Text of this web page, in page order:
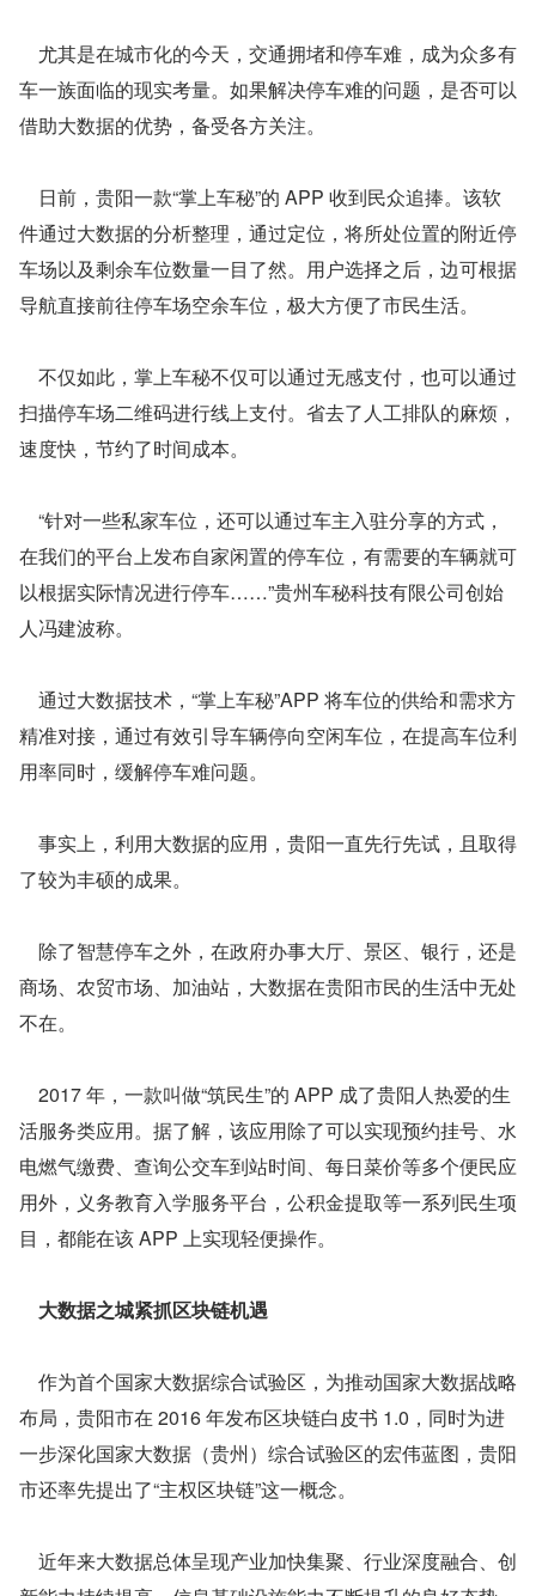
尤其是在城市化的今天，交通拥堵和停车难，成为众多有
车一族面临的现实考量。如果解决停车难的问题，是否可以
借助大数据的优势，备受各方关注。
日前，贵阳一款“掌上车秘”的 APP 收到民众追捧。该软
件通过大数据的分析整理，通过定位，将所处位置的附近停
车场以及剩余车位数量一目了然。用户选择之后，边可根据
导航直接前往停车场空余车位，极大方便了市民生活。
不仅如此，掌上车秘不仅可以通过无感支付，也可以通过
扫描停车场二维码进行线上支付。省去了人工排队的麻烦，
速度快，节约了时间成本。
“针对一些私家车位，还可以通过车主入驻分享的方式，
在我们的平台上发布自家闲置的停车位，有需要的车辆就可
以根据实际情况进行停车……”贵州车秘科技有限公司创始
人冯建波称。
通过大数据技术，“掌上车秘”APP 将车位的供给和需求方
精准对接，通过有效引导车辆停向空闲车位，在提高车位利
用率同时，缓解停车难问题。
事实上，利用大数据的应用，贵阳一直先行先试，且取得
了较为丰硕的成果。
除了智慧停车之外，在政府办事大厅、景区、银行，还是
商场、农贸市场、加油站，大数据在贵阳市民的生活中无处
不在。
2017 年，一款叫做“筑民生”的 APP 成了贵阳人热爱的生
活服务类应用。据了解，该应用除了可以实现预约挂号、水
电燃气缴费、查询公交车到站时间、每日菜价等多个便民应
用外，义务教育入学服务平台，公积金提取等一系列民生项
目，都能在该 APP 上实现轻便操作。
大数据之城紧抓区块链机遇
作为首个国家大数据综合试验区，为推动国家大数据战略
布局，贵阳市在 2016 年发布区块链白皮书 1.0，同时为进
一步深化国家大数据（贵州）综合试验区的宏伟蓝图，贵阳
市还率先提出了“主权区块链”这一概念。
近年来大数据总体呈现产业加快集聚、行业深度融合、创